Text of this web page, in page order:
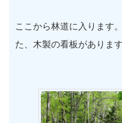
ここから林道に入ります
た、木製の看板があります